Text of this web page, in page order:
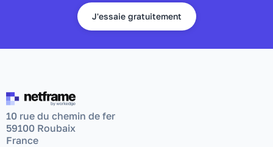
J'essaie gratuitement
10 rue du chemin de fer
59100 Roubaix
France